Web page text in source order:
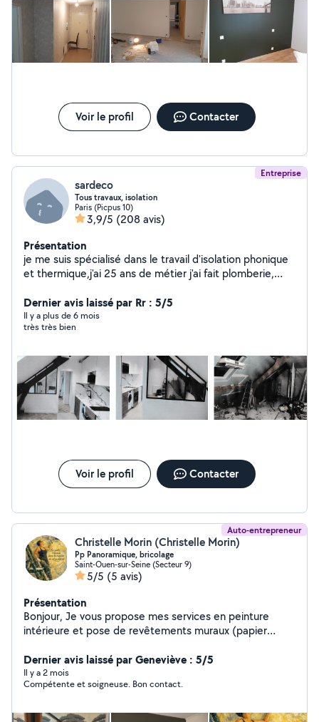
Voir le profil Contacter
Entreprise
sardeco
Tous travaux, isolation
Paris (Picpus 10)
3,9/5 (208 avis)
Présentation
je me suis spécialisé dans le travail d'isolation phonique
et thermique,j'ai 25 ans de métier j'ai fait plomberie,
bain,peinture et faux plafonds je fais tout travaux
d'intérieur et ravalement mes travaux sont couvert par
une garantie décennale
Dernier avis laissé par Rr : 5/5
Il y a plus de 6 mois
très très bien
Voir le profil Contacter
Auto-entrepreneur
Christelle Morin (Christelle Morin)
Pp Panoramique, bricolage
Saint-Ouen-sur-Seine (Secteur 9)
5/5 (5 avis)
Présentation
Bonjour, Je vous propose mes services en peinture
intérieure et pose de revêtements muraux (papier
bâtiment et forte de plusieurs années d'expérience, je
réalise vos travaux avec sérieux, précision et souci du
détail. Je vous accompagne également dans vos choix
harmonieux et adapté à votre intérieur. Préparation des
Dernier avis laissé par Geneviève : 5/5
Il y a 2 mois
Compétente et soigneuse. Bon contact.